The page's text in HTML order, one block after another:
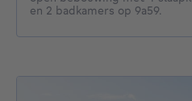
en 2 badkamers op 9a59.